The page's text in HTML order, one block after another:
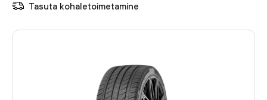
Tasuta kohaletoimetamine